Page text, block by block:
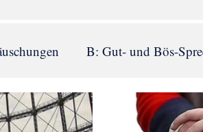
B: Gut- und Bös-
H: Erwünschtes Denken